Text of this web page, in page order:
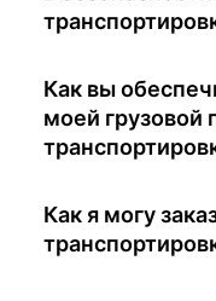
Как вы
моей грузовой
Как я могу